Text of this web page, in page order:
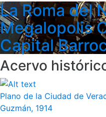
La Roma del
Megalopolis
Capital
Acervo
Plano de la Ciudad de
Guzmán, 1914